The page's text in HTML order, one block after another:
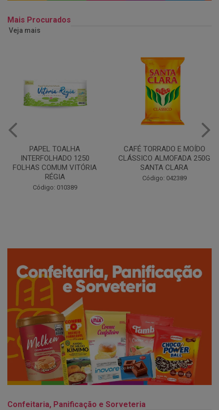
Mais Procurados
Veja mais
CAFÉ TORRADO E MOÍDO
CLÁSSICO ALMOFADA 250G
SANTA CLARA
Código: 042389
Copo Plástico Branco 180ml
Pacote c/100 - Cristalcopo
Código: 031413
Confeitaria, Panificação e Sorveteria